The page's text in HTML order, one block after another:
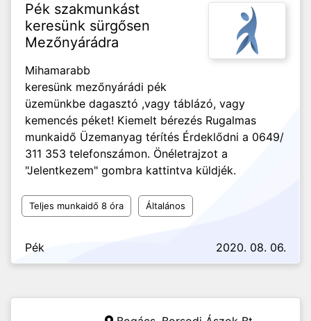
Pék szakmunkást
keresünk sürgősen
Mezőnyárádra
Mihamarabb
keresünk mezőnyárádi pék
üzemünkbe dagasztó ,vagy táblázó, vagy
kemencés péket! Kiemelt bérezés Rugalmas
munkaidő Üzemanyag térítés Érdeklődni a 0649/
311 353 telefonszámon. Önéletrajzot a
"Jelentkezem" gombra kattintva küldjék.
Teljes munkaidő 8 óra Általános
Pék 2020. 08. 06.